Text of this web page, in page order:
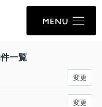
一覧
変更
変更